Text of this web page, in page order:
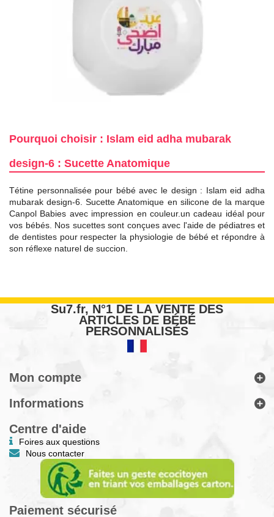
Pourquoi choisir : Islam eid adha mubarak
design-6 : Sucette Anatomique
Tétine personnalisée pour bébé avec le design : Islam eid adha
mubarak design-6. Sucette Anatomique en silicone de la marque
Canpol Babies avec impression en couleur.un cadeau idéal pour
vos bébés. Nos sucettes sont conçues avec l'aide de pédiatres et
de dentistes pour respecter la physiologie de bébé et répondre à
son réflexe naturel de succion.
Su7.fr, N°1 DE LA VENTE DES
ARTICLES DE BÉBÉ
PERSONNALISÉS
Mon compte
Informations
Centre d'aide
Foires aux questions
Nous contacter
Paiement sécurisé